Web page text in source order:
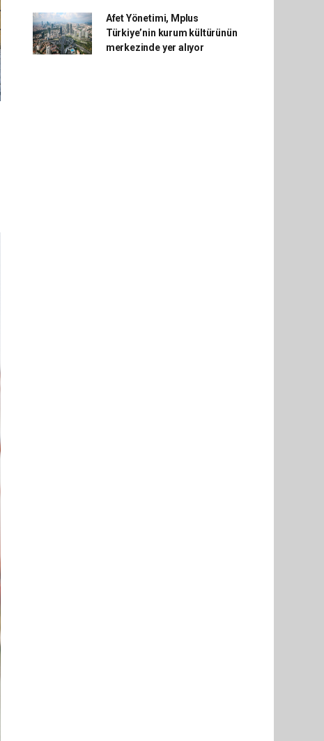
Afet Yönetimi, Mplus
Türkiye’nin kurum kültürünün
merkezinde yer alıyor